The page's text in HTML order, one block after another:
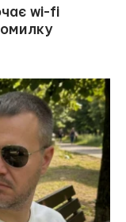
wi-fi